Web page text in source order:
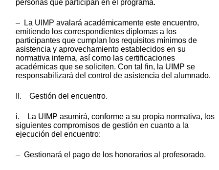
personas que participan en el programa.
– La UIMP avalará académicamente este encuentro,
emitiendo los correspondientes diplomas a los
participantes que cumplan los requisitos mínimos de
asistencia y aprovechamiento establecidos en su
normativa interna, así como las certificaciones
académicas que se soliciten. Con tal fin, la UIMP se
responsabilizará del control de asistencia del alumnado.
II. Gestión del encuentro.
i. La UIMP asumirá, conforme a su propia normativa, los
siguientes compromisos de gestión en cuanto a la
ejecución del encuentro:
– Gestionará el pago de los honorarios al profesorado.